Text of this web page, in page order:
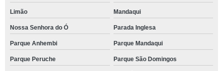
Limão Mandaqui
Nossa Senhora do Ó Parada Inglesa
Parque Anhembi Parque Mandaqui
Parque Peruche Parque São Domingos